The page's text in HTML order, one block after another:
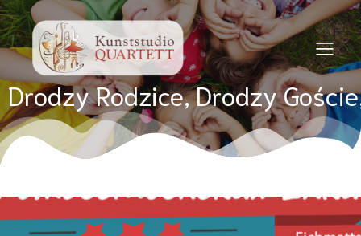
Drodzy Rodzice, Drodzy